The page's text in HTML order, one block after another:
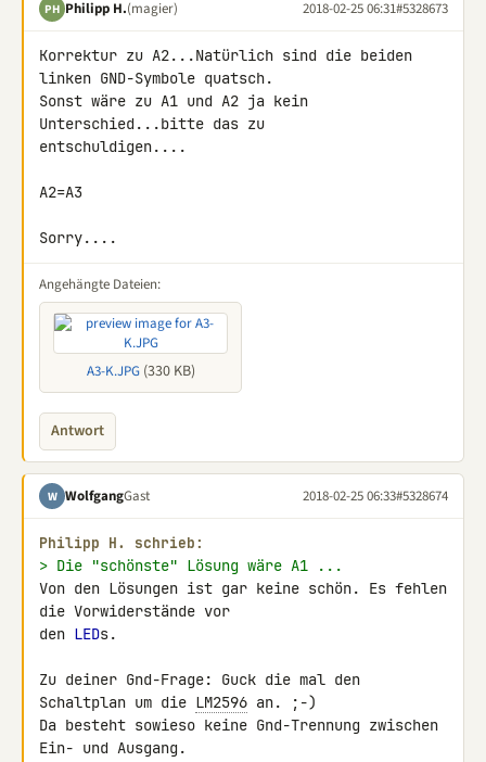
PH Philipp H.(magier) 2018-02-25 06:31#5328673
Korrektur zu A2...Natürlich sind die beiden
linken GND-Symbole quatsch.
Sonst wäre zu A1 und A2 ja kein
Unterschied...bitte das zu
entschuldigen....
A2=A3
Sorry....
Angehängte Dateien:
A3-K.JPG(330 KB)
Antwort
W WolfgangGast 2018-02-25 06:33#5328674
Philipp H. schrieb:
> Die "schönste" Lösung wäre A1 ...
Von den Lösungen ist gar keine schön. Es fehlen
die Vorwiderstände vor
den LEDs.
Zu deiner Gnd-Frage: Guck die mal den
Schaltplan um die LM2596 an. ;-)
Da besteht sowieso keine Gnd-Trennung zwischen
Ein- und Ausgang.